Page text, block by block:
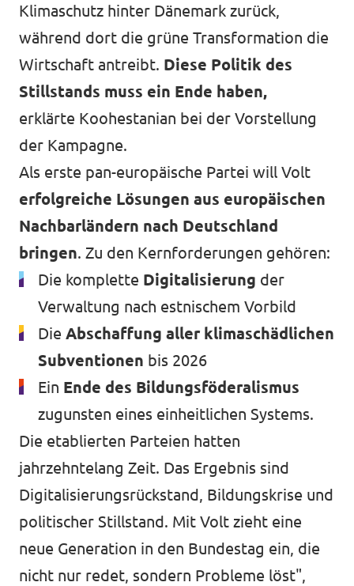
Klimaschutz hinter Dänemark zurück,
während dort die grüne Transformation die
Wirtschaft antreibt. Diese Politik des
Stillstands muss ein Ende haben,
erklärte Koohestanian bei der Vorstellung
der Kampagne.
Als erste pan-europäische Partei will Volt
erfolgreiche Lösungen aus europäischen
Nachbarländern nach Deutschland
bringen. Zu den Kernforderungen gehören:
Die komplette Digitalisierung der
Verwaltung nach estnischem Vorbild
Die Abschaffung aller klimaschädlichen
Subventionen bis 2026
Ein Ende des Bildungsföderalismus
zugunsten eines einheitlichen Systems.
Die etablierten Parteien hatten
jahrzehntelang Zeit. Das Ergebnis sind
Digitalisierungsrückstand, Bildungskrise und
politischer Stillstand. Mit Volt zieht eine
neue Generation in den Bundestag ein, die
nicht nur redet, sondern Probleme löst",